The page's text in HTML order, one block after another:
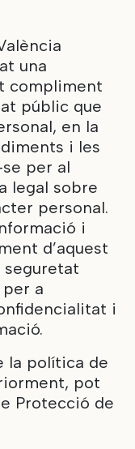
una
compliment
públic que
en la
i les
per al
legal sobre
personal.
i
d’aquest
seguretat
per a
i
la política de
pot
Protecció de